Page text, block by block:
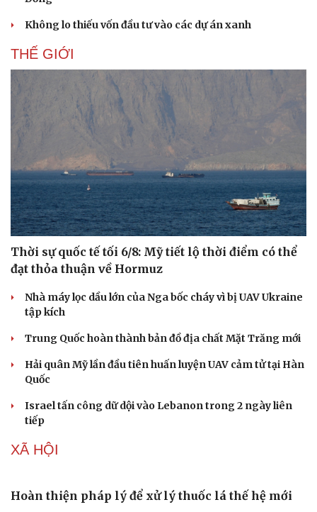
Doanh nghiệp
Thông tin doanh nghiệp
Doanh nghiệp 24h
Doanh nhân
Vì cộng đồng
Công nghệ
Sành điệu
Tin Công nghệ
Trải nghiệm
Chuyển đổi số
Không lo thiếu vốn đầu tư vào các dự án xanh
THẾ GIỚI
Thời sự quốc tế tối 6/8: Mỹ tiết lộ thời điểm có thể
đạt thỏa thuận về Hormuz
Nhà máy lọc dầu lớn của Nga bốc cháy vì bị UAV Ukraine
tập kích
Trung Quốc hoàn thành bản đồ địa chất Mặt Trăng mới
Hải quân Mỹ lần đầu tiên huấn luyện UAV cảm tử tại Hàn
Quốc
Israel tấn công dữ dội vào Lebanon trong 2 ngày liên
tiếp
XÃ HỘI